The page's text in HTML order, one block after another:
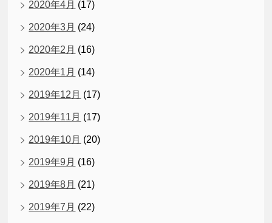
2020年4月 (17)
2020年3月 (24)
2020年2月 (16)
2020年1月 (14)
2019年12月 (17)
2019年11月 (17)
2019年10月 (20)
2019年9月 (16)
2019年8月 (21)
2019年7月 (22)